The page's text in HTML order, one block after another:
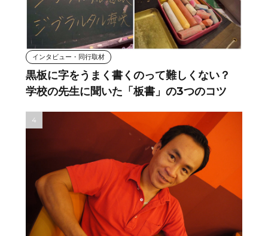
インタビュー・同行取材
黒板に字をうまく書くのって難しくない？
学校の先生に聞いた「板書」の3つのコツ